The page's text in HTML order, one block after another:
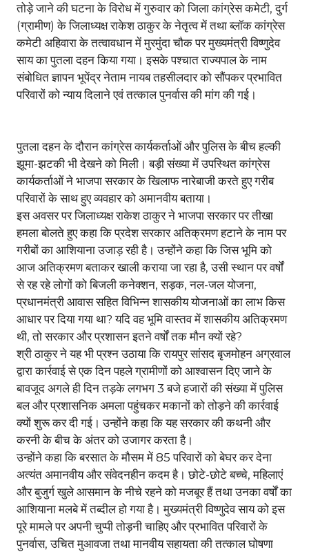
तोड़े जाने की घटना के विरोध में गुरुवार को जिला कांग्रेस कमेटी, दुर्ग
(ग्रामीण) के जिलाध्यक्ष राकेश ठाकुर के नेतृत्व में तथा ब्लॉक कांग्रेस
कमेटी अहिवारा के तत्वावधान में मुरमुंदा चौक पर मुख्यमंत्री विष्णुदेव
साय का पुतला दहन किया गया। इसके पश्चात राज्यपाल के नाम
संबोधित ज्ञापन भूपेंद्र नेताम नायब तहसीलदार को सौंपकर प्रभावित
परिवारों को न्याय दिलाने एवं तत्काल पुनर्वास की मांग की गई।
पुतला दहन के दौरान कांग्रेस कार्यकर्ताओं और पुलिस के बीच हल्की
झूमा-झटकी भी देखने को मिली। बड़ी संख्या में उपस्थित कांग्रेस
कार्यकर्ताओं ने भाजपा सरकार के खिलाफ नारेबाजी करते हुए गरीब
परिवारों के साथ हुए व्यवहार को अमानवीय बताया।
इस अवसर पर जिलाध्यक्ष राकेश ठाकुर ने भाजपा सरकार पर तीखा
हमला बोलते हुए कहा कि प्रदेश सरकार अतिक्रमण हटाने के नाम पर
गरीबों का आशियाना उजाड़ रही है। उन्होंने कहा कि जिस भूमि को
आज अतिक्रमण बताकर खाली कराया जा रहा है, उसी स्थान पर वर्षों
से रह रहे लोगों को बिजली कनेक्शन, सड़क, नल-जल योजना,
प्रधानमंत्री आवास सहित विभिन्न शासकीय योजनाओं का लाभ किस
आधार पर दिया गया था? यदि वह भूमि वास्तव में शासकीय अतिक्रमण
थी, तो सरकार और प्रशासन इतने वर्षों तक मौन क्यों रहे?
श्री ठाकुर ने यह भी प्रश्न उठाया कि रायपुर सांसद बृजमोहन अग्रवाल
द्वारा कार्रवाई से एक दिन पहले ग्रामीणों को आश्वासन दिए जाने के
बावजूद अगले ही दिन तड़के लगभग 3 बजे हजारों की संख्या में पुलिस
बल और प्रशासनिक अमला पहुंचकर मकानों को तोड़ने की कार्रवाई
क्यों शुरू कर दी गई। उन्होंने कहा कि यह सरकार की कथनी और
करनी के बीच के अंतर को उजागर करता है।
उन्होंने कहा कि बरसात के मौसम में 85 परिवारों को बेघर कर देना
अत्यंत अमानवीय और संवेदनहीन कदम है। छोटे-छोटे बच्चे, महिलाएं
और बुजुर्ग खुले आसमान के नीचे रहने को मजबूर हैं तथा उनका वर्षों का
आशियाना मलबे में तब्दील हो गया है। मुख्यमंत्री विष्णुदेव साय को इस
पूरे मामले पर अपनी चुप्पी तोड़नी चाहिए और प्रभावित परिवारों के
पुनर्वास, उचित मुआवजा तथा मानवीय सहायता की तत्काल घोषणा